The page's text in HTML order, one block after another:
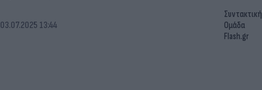
03.07.2025 13:44
Συντακτική
Ομάδα
Flash.gr